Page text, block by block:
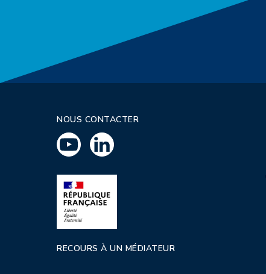
NOUS CONTACTER
RECOURS À UN MÉDIATEUR